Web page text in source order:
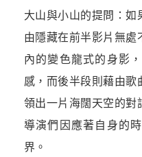
大山與小山的提問：如
由隱藏在前半影片無處
內的變色龍式的身影
感，而後半段則藉由歌
領出一片海闊天空的對
導演們因應著自身的
界。